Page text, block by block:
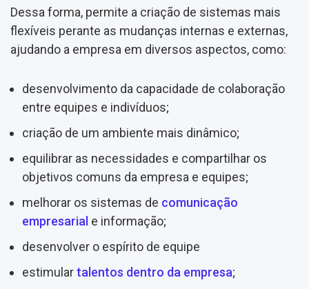
Dessa forma, permite a criação de sistemas mais
flexíveis perante as mudanças internas e externas,
ajudando a empresa em diversos aspectos, como:
desenvolvimento da capacidade de colaboração
entre equipes e indivíduos;
criação de um ambiente mais dinâmico;
equilibrar as necessidades e compartilhar os
objetivos comuns da empresa e equipes;
melhorar os sistemas de comunicação
empresarial e informação;
desenvolver o espírito de equipe
estimulartalentos dentro da empresa;